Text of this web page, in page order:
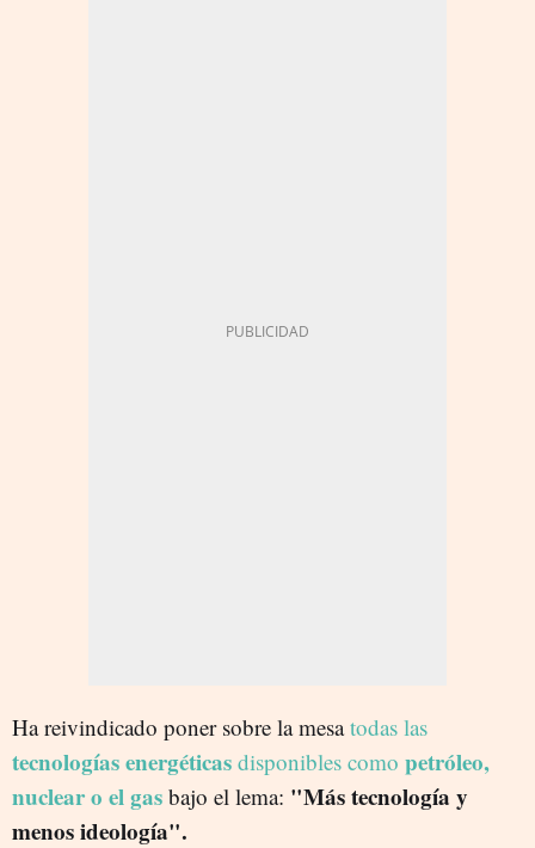
Ha reivindicado poner sobre la mesatodas las
tecnologías energéticas disponibles como petróleo,
nuclear o el gas bajo el lema: "Más tecnología y
menos ideología".